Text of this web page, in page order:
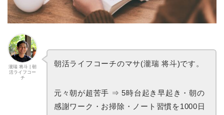
瀧瑞 将斗 | 朝
活ライフコー
チ
朝活ライフコーチのマサ(瀧瑞 将斗)です。
元々朝が超苦手 ⇒ 5時台起き早起き・朝の
感謝ワーク・お掃除・ノート習慣を1000日